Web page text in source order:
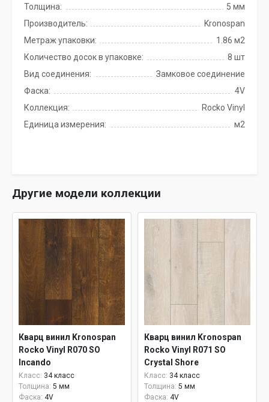
Толщина:
5 мм
Производитель:
Kronospan
Метраж упаковки:
1.86 м2
Количество досок в упаковке:
8 шт
Вид соединения:
Замковое соединение
Фаска:
4V
Коллекция:
Rocko Vinyl
Единица измерения:
м2
Другие модели коллекции
Кварц винил Kronospan
Rocko Vinyl R070 SO
Incando
Класс: 34 класс
Толщина: 5 мм
Фаска: 4V
Кварц винил Kronospan
Rocko Vinyl R071 SO
Crystal Shore
Класс: 34 класс
Толщина: 5 мм
Фаска: 4V